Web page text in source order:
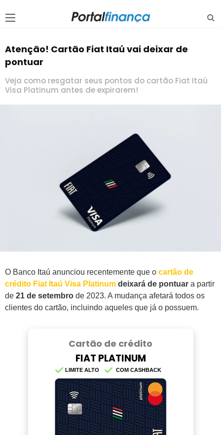
Atenção! Cartão Fiat Itaú vai deixar de
pontuar
Veja como resgatar seus pontos do cartão Fiat Itaú
Visa Platinum antes de expirarem!
O Banco Itaú anunciou recentemente que o cartão de
crédito Fiat Itaú Visa Platinum deixará de pontuar a partir
de 21 de setembro de 2023. A mudança afetará todos os
clientes do cartão, incluindo aqueles que já o possuem.
Cartão de crédito
FIAT PLATINUM
LIMITE ALTO COM CASHBACK